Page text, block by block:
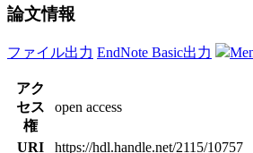
論文情報
ファイル出力 EndNote Basic出力
アク
セス
権
open access
URI
https://hdl.handle.net/2115/10757